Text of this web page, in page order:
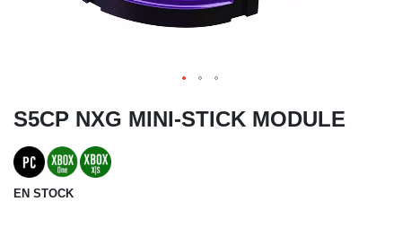
S5CP NXG MINI-STICK MODULE
EN STOCK